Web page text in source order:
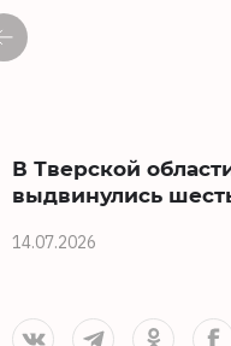
В Тверской
выдвинулись
14.07.2026